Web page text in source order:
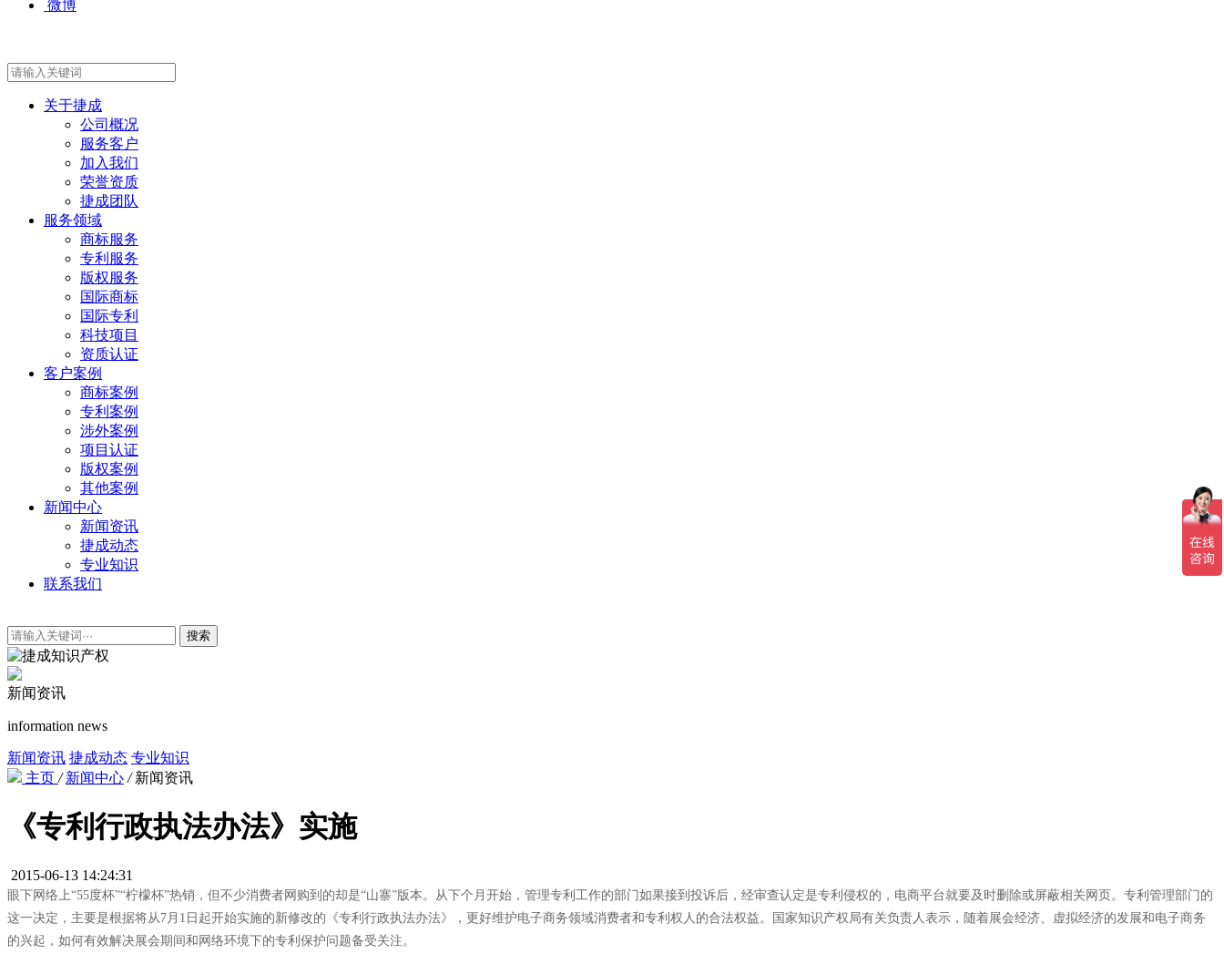
微博
关于捷成
公司概况
服务客户
加入我们
荣誉资质
捷成团队
服务领域
商标服务
专利服务
版权服务
国际商标
国际专利
科技项目
资质认证
客户案例
商标案例
专利案例
涉外案例
项目认证
版权案例
其他案例
新闻中心
新闻资讯
捷成动态
专业知识
联系我们
搜索
新闻资讯
information news
新闻资讯 捷成动态 专业知识
主页 / 新闻中心 / 新闻资讯
《专利行政执法办法》实施
2015-06-13 14:24:31
眼下网络上“55度杯”“柠檬杯”热销，但不少消费者网购到的却是“山寨”版本。从下个月开始，管理专利工作的部门如果接到投诉后，经审查认定是专利侵权的，电商平台就要及时删除或屏蔽相关网页。专利管理部门的
这一决定，主要是根据将从7月1日起开始实施的新修改的《专利行政执法办法》，更好维护电子商务领域消费者和专利权人的合法权益。国家知识产权局有关负责人表示，随着展会经济、虚拟经济的发展和电子商务
的兴起，如何有效解决展会期间和网络环境下的专利保护问题备受关注。